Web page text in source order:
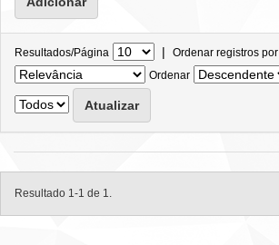
Resultados/Página | Ordenar registros por
Ordenar
Resultado 1-1 de 1.